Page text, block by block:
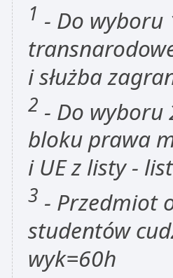
1 - Do wyboru
i służba
2 - Do wyboru
bloku prawa
i UE z listy -
3 - Przedmiot
studentów
wyk=60h